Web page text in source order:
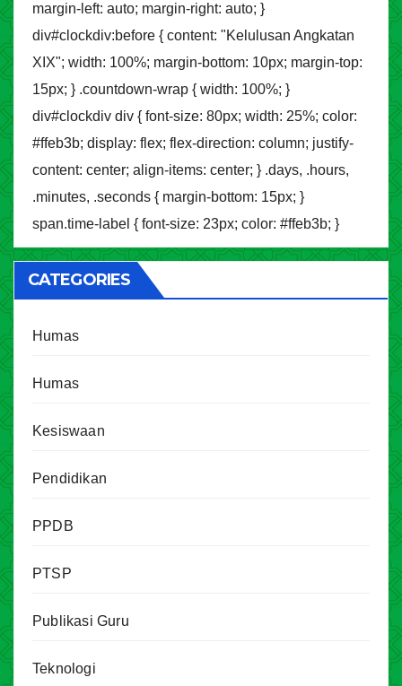
margin-left: auto; margin-right: auto; }
div#clockdiv:before { content: "Kelulusan Angkatan
XIX"; width: 100%; margin-bottom: 10px; margin-top:
15px; } .countdown-wrap { width: 100%; }
div#clockdiv div { font-size: 80px; width: 25%; color:
#ffeb3b; display: flex; flex-direction: column; justify-
content: center; align-items: center; } .days, .hours,
.minutes, .seconds { margin-bottom: 15px; }
span.time-label { font-size: 23px; color: #ffeb3b; }
CATEGORIES
Humas
Humas
Kesiswaan
Pendidikan
PPDB
PTSP
Publikasi Guru
Teknologi